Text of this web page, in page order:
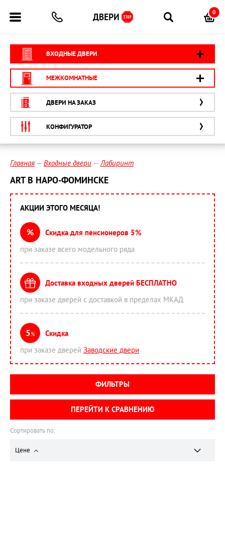
0
ВХОДНЫЕ ДВЕРИ
МЕЖКОМНАТНЫЕ
ДВЕРИ НА ЗАКАЗ
КОНФИГУРАТОР
Главная Входные двери Лабиринт
ART В НАРО-ФОМИНСКЕ
Сортировать по:
Цене
АКЦИИ ЭТОГО МЕСЯЦА!
%
Скидка для пенсионеров 5%
при заказе всего модельного ряда
Доставка входных дверей БЕСПЛАТНО
при заказе дверей с доставкой в пределах МКАД
5%
Скидка
при заказе дверей Заводские двери
ФИЛЬТРЫ
ПЕРЕЙТИ К СРАВНЕНИЮ